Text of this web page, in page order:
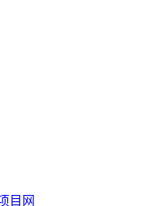
目网